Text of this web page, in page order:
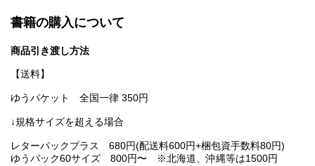
書籍の購入について
商品引き渡し方法
【送料】
ゆうパケット 全国一律 350円
↓規格サイズを超える場合
レターパックプラス 680円(配送料600円+梱包資手数料80円)
ゆうパック60サイズ 800円〜 ※北海道、沖縄等は1500円